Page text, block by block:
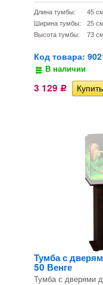
Длина тумбы:
45 см
Ширина тумбы:
25 см
Высота тумбы:
73 см
Код товара:
В наличии
3 129 Р
Тумба с
50 Венге
Тумба с дверями